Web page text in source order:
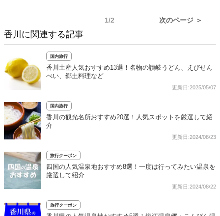
1/2 次のページ ＞
香川に関連する記事
国内旅行
香川土産人気おすすめ13選！名物の讃岐うどん、えびせん
べい、郷土料理など
更新日:2025/05/07
国内旅行
香川の観光名所おすすめ20選！人気スポットを厳選して紹
介
更新日:2024/08/23
旅行クーポン
四国の人気温泉地おすすめ8選！一度は行ってみたい温泉を
厳選して紹介
更新日:2024/08/22
旅行クーポン